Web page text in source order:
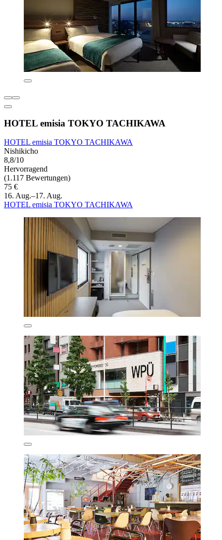
HOTEL emisia TOKYO TACHIKAWA
HOTEL emisia TOKYO TACHIKAWA
Nishikicho
8,8/10
Hervorragend
(1.117 Bewertungen)
75 €
16. Aug.–17. Aug.
HOTEL emisia TOKYO TACHIKAWA